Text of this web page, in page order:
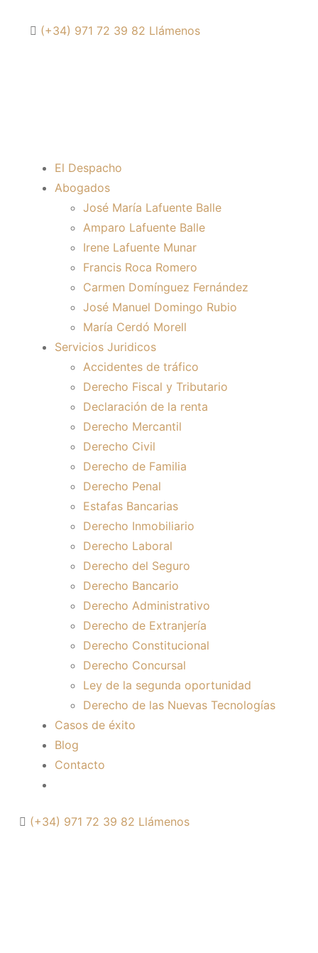
(+34) 971 72 39 82 Llámenos
El Despacho
Abogados
José María Lafuente Balle
Amparo Lafuente Balle
Irene Lafuente Munar
Francis Roca Romero
Carmen Domínguez Fernández
José Manuel Domingo Rubio
María Cerdó Morell
Servicios Juridicos
Accidentes de tráfico
Derecho Fiscal y Tributario
Declaración de la renta
Derecho Mercantil
Derecho Civil
Derecho de Familia
Derecho Penal
Estafas Bancarias
Derecho Inmobiliario
Derecho Laboral
Derecho del Seguro
Derecho Bancario
Derecho Administrativo
Derecho de Extranjería
Derecho Constitucional
Derecho Concursal
Ley de la segunda oportunidad
Derecho de las Nuevas Tecnologías
Casos de éxito
Blog
Contacto
(+34) 971 72 39 82 Llámenos